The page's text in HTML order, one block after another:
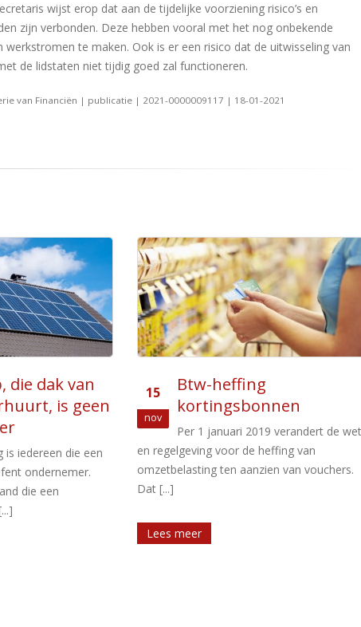
wijst erop dat aan de tijdelijke voorziening risico’s en
zijn verbonden. Deze hebben vooral met het nog onbekende
werkstromen te maken. Ook is er een risico dat de uitwisseling van
de lidstaten niet tijdig goed zal functioneren.
van Financiën | publicatie | 2021-0000009117 | 18-01-2021
verandert de wet-
van
van vouchers.
13
mrt
Btw ook verschuldigd bij
no show
Een internetveiling en de inspecteur
worden het niet eens over de
verschuldigdheid van omzetbelasting bij niet-
verzilverde bonnen, ook wel [...]
Lees meer